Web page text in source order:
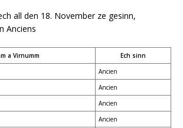
all den 18. November ze gesinn,
Anciens
a Virnumm
Ech sinn
Ancien
Ancien
Ancien
Ancien